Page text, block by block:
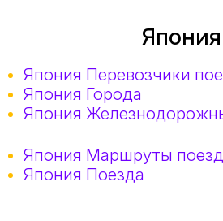
Япония
Япония Перевозчики
Япония Города
Япония
Япония Маршруты
Япония Поезда